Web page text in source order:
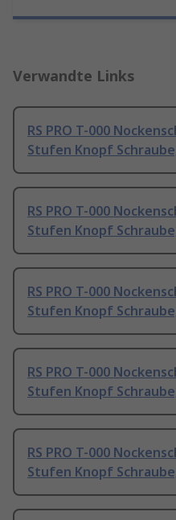
Verwandte Links
RS PRO T-000
Stufen Knopf
RS PRO T-000
Stufen Knopf
RS PRO T-000
Stufen Knopf
RS PRO T-000
Stufen Knopf
RS PRO T-000
Stufen Knopf